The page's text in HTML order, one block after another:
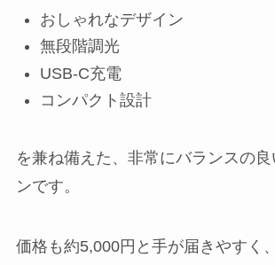
おしゃれなデザイン
無段階調光
USB-C充電
コンパクト設計
を兼ね備えた、非常にバランスの良
ンです。
価格も約5,000円と手が届きやすく